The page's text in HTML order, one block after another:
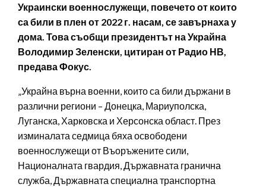
Украински военнослужещи, повечето от които
са били в плен от 2022 г. насам, се завърнаха у
дома. Това съобщи президентът на Украйна
Володимир Зеленски, цитиран от Радио НВ,
предава Фокус.
„Украйна върна военни, които са били държани в
различни региони – Донецка, Мариуполска,
Луганска, Харковска и Херсонска област. През
изминалата седмица бяха освободени
военнослужещи от Въоръжените сили,
Националната гвардия, Държавната гранична
служба, Държавната специална транспортна